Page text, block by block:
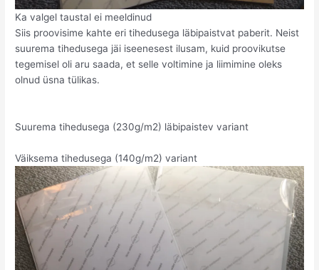
Ka valgel taustal ei meeldinud
Siis proovisime kahte eri tihedusega läbipaistvat paberit. Neist
suurema tihedusega jäi iseenesest ilusam, kuid proovikutse
tegemisel oli aru saada, et selle voltimine ja liimimine oleks
olnud üsna tülikas.
Suurema tihedusega (230g/m2) läbipaistev variant
Väiksema tihedusega (140g/m2) variant